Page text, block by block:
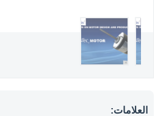
العلامات: